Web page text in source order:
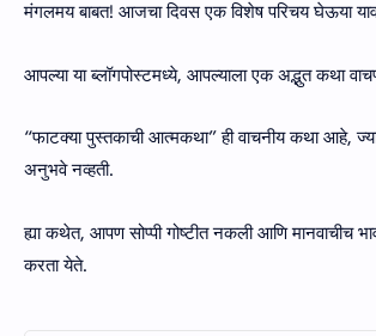
मंगलमय बाबत! आजचा दिवस एक विशेष परिचय घेऊया
आपल्या या ब्लॉगपोस्टमध्ये, आपल्याला एक अद्भुत कथा
“फाटक्या पुस्तकाची आत्मकथा” ही वाचनीय कथा आहे,
अनुभवे नव्हती.
ह्या कथेत, आपण सोप्पी गोष्टीत नकली आणि मानवाचीच
करता येते.